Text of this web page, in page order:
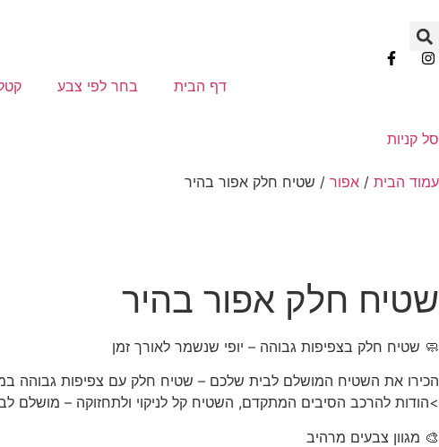
דף הבית בחר לפי צבע
סל קניות
עמוד הבית / אפור / שטיח חלק אפור בהיר
שטיח חלק אפור בהיר
🧼 שטיח חלק בצפיפות גבוהה – יופי שנשמר לאורך זמן
הכירו את השטיח המושלם לבית שלכם – שטיח חלק עם צפיפות גבוהה
>הודות להרכב הסיבים המתקדם, השטיח קל לניקוי ולתחזוקה – מושלם
🎨 מגוון צבעים מרהיב